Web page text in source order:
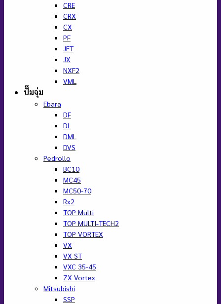
CRE
CRX
CX
PF
JET
JX
NXF2
VML
ปั๊มจุ่ม
Ebara
DF
DL
DML
DVS
Pedrollo
BC10
MC45
MC50-70
Rx2
TOP Multi
TOP MULTI-TECH2
TOP VORTEX
VX
VX ST
VXC 35-45
ZX Vortex
Mitsubishi
SSP